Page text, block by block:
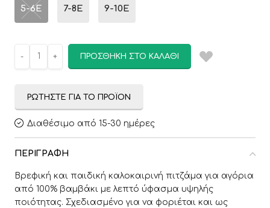
5-6E 7-8E 9-10E
ΠΡΟΣΘΉΚΗ ΣΤΟ ΚΑΛΆΘΙ
ΡΩΤΉΣΤΕ ΓΙΑ ΤΟ ΠΡΟΪΌΝ
Διαθέσιμο από 15-30 ημέρες
ΠΕΡΙΓΡΑΦΉ
Βρεφική και παιδική καλοκαιρινή πιτζάμα για αγόρια
από 100% βαμβάκι με λεπτό ύφασμα υψηλής
ποιότητας. Σχεδιασμένο για να φοριέται και ως